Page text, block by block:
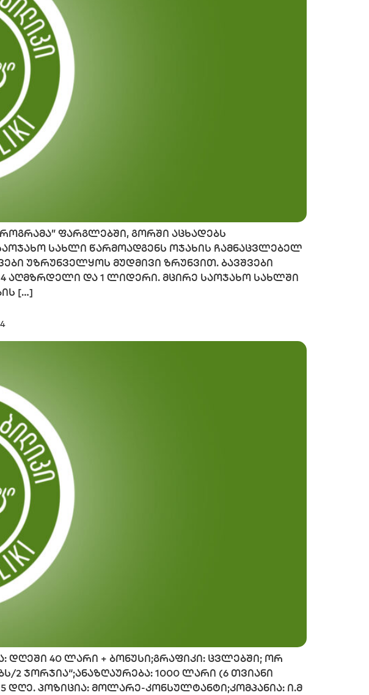
ფარგლებში, გორში აცხადებს
სახლი წარმოადგენს ოჯახის ჩამნაცვლებელ
უზრუნველყოს მუდმივი ზრუნვით. ბავშვები
აღმზრდელი და 1 ლიდერი. მცირე საოჯახო სახლში
[…]
დღეში 40 ლარი + ბონუსი;გრაფიკი: ცვლებში; ორ
2 ჯორჯია“;ანაზღაურება: 1000 ლარი (6 თვიანი
დღე. პოზიცია: მოლარე-კონსულტანტი;კომპანია: ი.მ